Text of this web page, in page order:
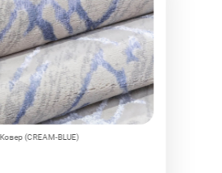
Ковер (CREAM-BLUE)